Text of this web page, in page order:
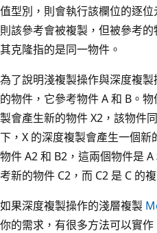
值型別，則會執行該欄位的逐
則該參考會被複製，但被參考
其克隆指的是同一物件。
為了說明淺複製操作與深度複
的物件，它參考物件 A 和 B。
製會產生新的物件 X2，該物件
下，X 的深度複製會產生一個
物件 A2 和 B2，這兩個物件是
考新的物件 C2，而 C2 是 C 的
如果深度複製操作的淺層複製
你的需求，有很多方法可以實作